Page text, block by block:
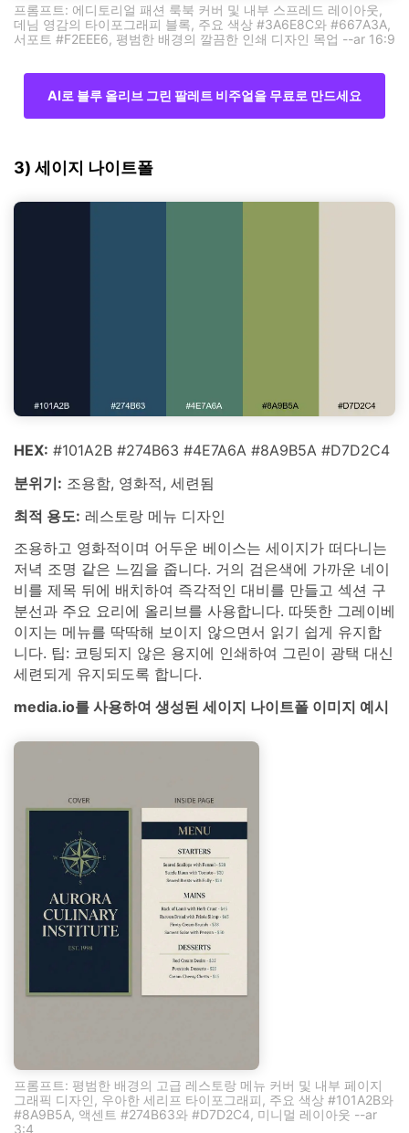
프롬프트: 에디토리얼 패션 룩북 커버 및 내부 스프레드 레이아웃,
데님 영감의 타이포그래피 블록, 주요 색상 #3A6E8C와 #667A3A,
서포트 #F2EEE6, 평범한 배경의 깔끔한 인쇄 디자인 목업 --ar 16:9
AI로 블루 올리브 그린 팔레트 비주얼을 무료로 만드세요
3) 세이지 나이트폴
HEX: #101A2B #274B63 #4E7A6A #8A9B5A #D7D2C4
분위기: 조용함, 영화적, 세련됨
최적 용도: 레스토랑 메뉴 디자인
조용하고 영화적이며 어두운 베이스는 세이지가 떠다니는
저녁 조명 같은 느낌을 줍니다. 거의 검은색에 가까운 네이
비를 제목 뒤에 배치하여 즉각적인 대비를 만들고 섹션 구
분선과 주요 요리에 올리브를 사용합니다. 따뜻한 그레이베
이지는 메뉴를 딱딱해 보이지 않으면서 읽기 쉽게 유지합
니다. 팁: 코팅되지 않은 용지에 인쇄하여 그린이 광택 대신
세련되게 유지되도록 합니다.
media.io를 사용하여 생성된 세이지 나이트폴 이미지 예시
프롬프트: 평범한 배경의 고급 레스토랑 메뉴 커버 및 내부 페이지
그래픽 디자인, 우아한 세리프 타이포그래피, 주요 색상 #101A2B와
#8A9B5A, 액센트 #274B63와 #D7D2C4, 미니멀 레이아웃 --ar
3:4